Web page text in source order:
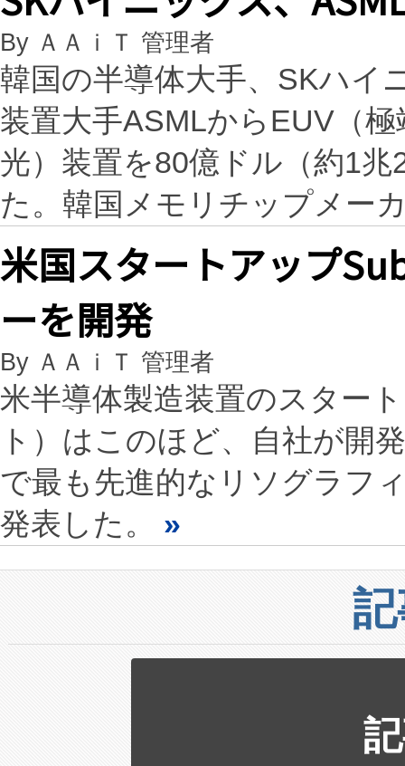
By ＡＡｉＴ 管理者
韓国の半導体大手、SKハイ
装置大手ASMLからEUV（
光）装置を80億ドル（約1
た。韓国メモリチップメー
米国スタートアップ
ーを開発
By ＡＡｉＴ 管理者
米半導体製造装置のスター
ト）はこのほど、自社が開
で最も先進的なリソグラフ
発表した。
»